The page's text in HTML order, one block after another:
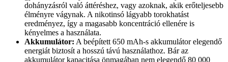
dohányzásról való áttéréshez, vagy azoknak, akik erőteljesebb
élményre vágynak. A nikotinsó lágyabb torokhatást
eredményez, így a magasabb koncentráció ellenére is
kényelmes a használata.
Akkumulátor: A beépített 650 mAh-s akkumulátor elegendő
energiát biztosít a hosszú távú használathoz. Bár az
akkumulátor kapacitása önmagában nem elegendő 80 000